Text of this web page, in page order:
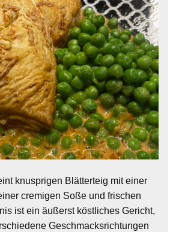
knusprigen Blätterteig mit einer
cremigen Soße und frischen
ist ein äußerst köstliches Gericht,
Geschmacksrichtungen